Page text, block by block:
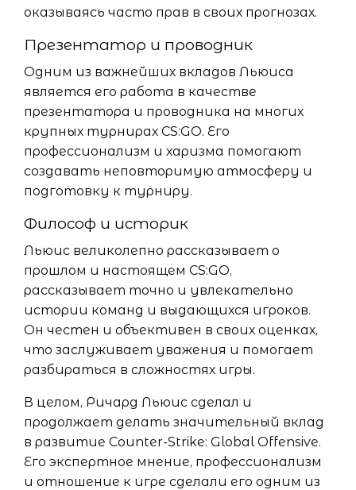
оказываясь часто прав в своих прогнозах.
Презентатор и проводник
Одним из важнейших вкладов Льюиса
является его работа в качестве
презентатора и проводника на многих
крупных турнирах CS:GO. Его
профессионализм и харизма помогают
создавать неповторимую атмосферу и
подготовку к турниру.
Философ и историк
Льюис великолепно рассказывает о
прошлом и настоящем CS:GO,
рассказывает точно и увлекательно
истории команд и выдающихся игроков.
Он честен и объективен в своих оценках,
что заслуживает уважения и помогает
разбираться в сложностях игры.
В целом, Ричард Льюис сделал и
продолжает делать значительный вклад
в развитие Counter-Strike: Global Offensive.
Его экспертное мнение, профессионализм
и отношение к игре сделали его одним из